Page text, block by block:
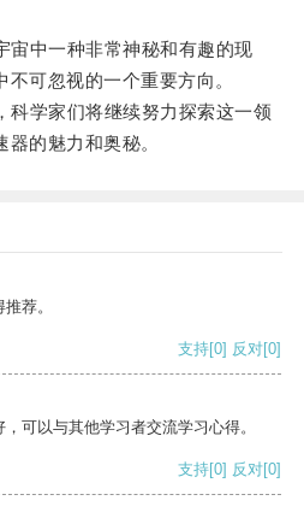
中一种非常神秘和有趣的现
可忽视的一个重要方向。
学家们将继续努力探索这一领
的魅力和奥秘。
荐。
支持[0] 反对[0]
可以与其他学习者交流学习心得。
支持[0] 反对[0]